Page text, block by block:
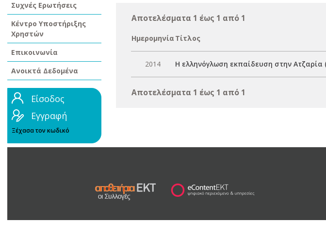
Συχνές Ερωτήσεις
Κέντρο Υποστήριξης
Χρηστών
Επικοινωνία
Ανοικτά Δεδομένα
Είσοδος
Εγγραφή
Ξέχασα τον κωδικό
Αποτελέσματα 1 έως 1 από 1
Ημερομηνία Τίτλος
2014 Η ελληνόγλωση εκπαίδευση στην Ατζαρία
Αποτελέσματα 1 έως 1 από 1